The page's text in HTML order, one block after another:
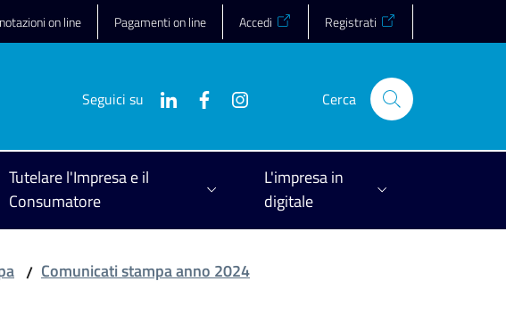
on line Pagamenti on line Accedi Registrati
Seguici su Cerca
Tutelare l'Impresa e il
Consumatore
L'impresa in
digitale
/ Comunicati stampa anno 2024